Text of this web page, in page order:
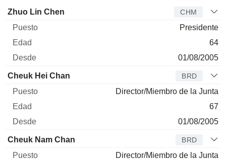
Administrador Puesto
Zhuo Lin Chen CHM
Presidente
64
01/08/2005
Cheuk Hei Chan BRD
Director/Miembro de la Junta
67
01/08/2005
Cheuk Nam Chan BRD
Director/Miembro de la Junta